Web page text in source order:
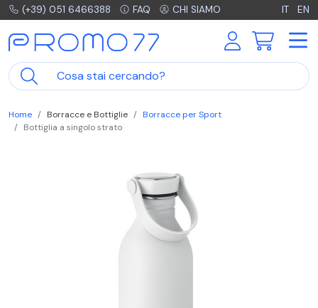
(+39) 051 6466388 FAQ CHI SIAMO IT EN
Home Borracce e Bottiglie
Borracce per Sport
Bottiglia a singolo strato